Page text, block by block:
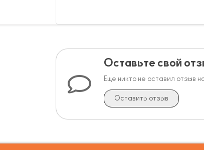
Оставьте свой
Еще никто не оставил отзыв
Оставить отзыв